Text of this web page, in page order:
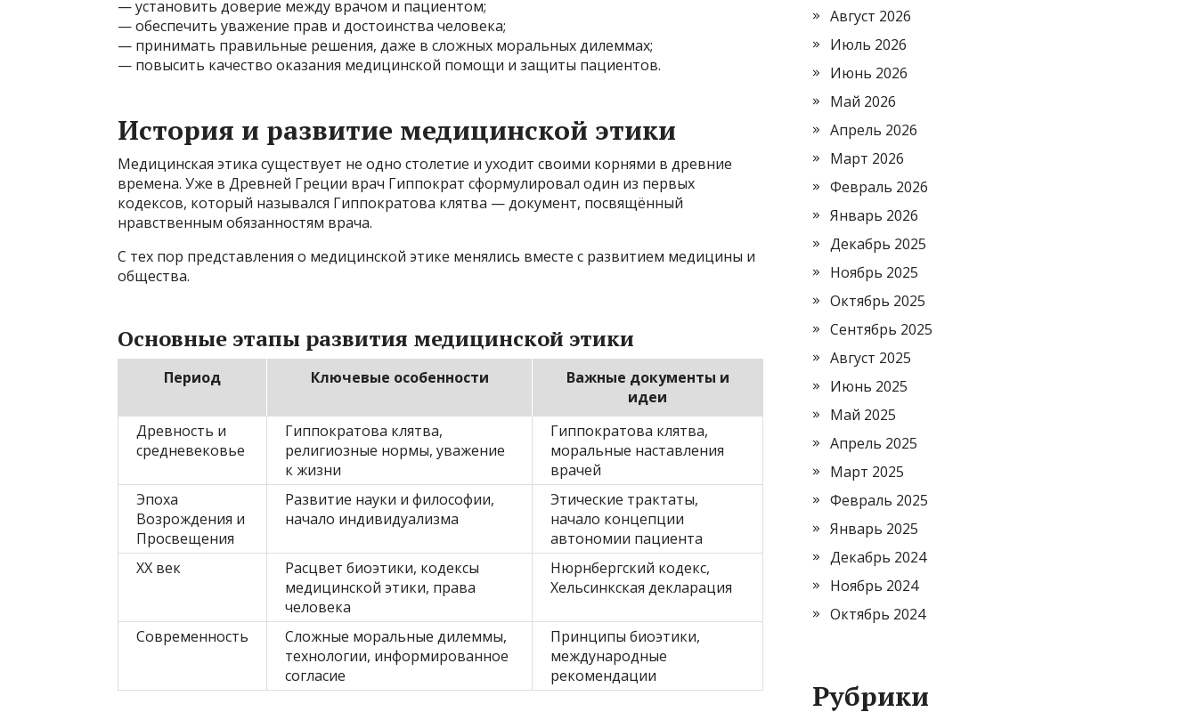
— установить доверие между врачом и пациентом;
— обеспечить уважение прав и достоинства человека;
— принимать правильные решения, даже в сложных моральных дилеммах;
— повысить качество оказания медицинской помощи и защиты пациентов.
История и развитие медицинской этики
Медицинская этика существует не одно столетие и уходит своими корнями в древние
времена. Уже в Древней Греции врач Гиппократ сформулировал один из первых
кодексов, который назывался Гиппократова клятва — документ, посвящённый
нравственным обязанностям врача.
С тех пор представления о медицинской этике менялись вместе с развитием медицины и
общества.
Основные этапы развития медицинской этики
Период Ключевые особенности
Важные документы и
идеи
Древность и
средневековье
Гиппократова клятва,
религиозные нормы, уважение
к жизни
Гиппократова клятва,
моральные наставления
врачей
Эпоха
Возрождения и
Просвещения
Развитие науки и философии,
начало индивидуализма
Этические трактаты,
начало концепции
автономии пациента
XX век
Расцвет биоэтики, кодексы
медицинской этики, права
человека
Нюрнбергский кодекс,
Хельсинкская декларация
Современность
Сложные моральные дилеммы,
технологии, информированное
согласие
Принципы биоэтики,
международные
рекомендации
Август 2026
Июль 2026
Июнь 2026
Май 2026
Апрель 2026
Март 2026
Февраль 2026
Январь 2026
Декабрь 2025
Ноябрь 2025
Октябрь 2025
Сентябрь 2025
Август 2025
Июнь 2025
Май 2025
Апрель 2025
Март 2025
Февраль 2025
Январь 2025
Декабрь 2024
Ноябрь 2024
Октябрь 2024
Рубрики